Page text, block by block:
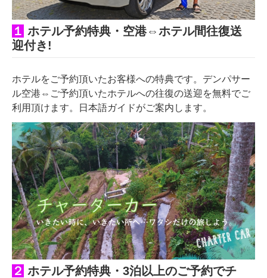
１ ホテル予約特典・空港⇔ホテル間往復送
迎付き!
ホテルをご予約頂いたお客様への特典です。デンパサー
ル空港⇔ご予約頂いたホテルへの往復の送迎を無料でご
利用頂けます。日本語ガイドがご案内します。
２ ホテル予約特典・3泊以上のご予約でチ